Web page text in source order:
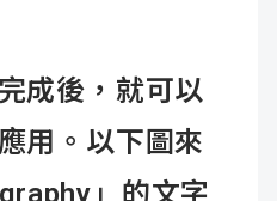
成後，就可以
用。以下圖來
」的文字